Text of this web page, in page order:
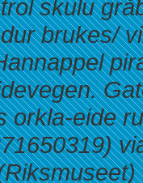
skulu
brukes/
eide